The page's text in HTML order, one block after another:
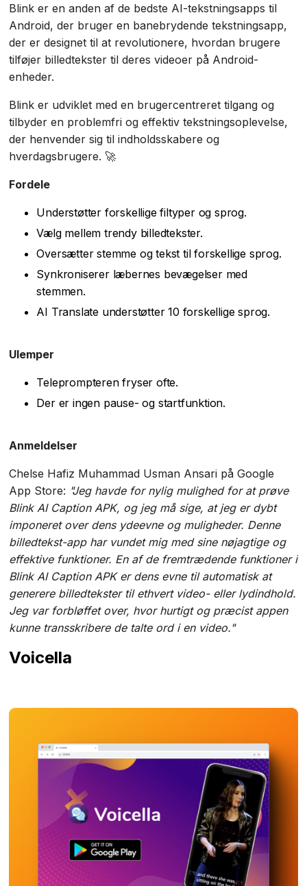
Blink er en anden af de bedste AI-tekstningsapps til
Android, der bruger en banebrydende tekstningsapp,
der er designet til at revolutionere, hvordan brugere
tilføjer billedtekster til deres videoer på Android-
enheder.
Blink er udviklet med en brugercentreret tilgang og
tilbyder en problemfri og effektiv tekstningsoplevelse,
der henvender sig til indholdsskabere og
hverdagsbrugere. 🚀
Fordele
Understøtter forskellige filtyper og sprog.
Vælg mellem trendy billedtekster.
Oversætter stemme og tekst til forskellige sprog.
Synkroniserer læbernes bevægelser med
stemmen.
AI Translate understøtter 10 forskellige sprog.
Ulemper
Teleprompteren fryser ofte.
Der er ingen pause- og startfunktion.
Anmeldelser
Chelse Hafiz Muhammad Usman Ansari på Google
App Store: "Jeg havde for nylig mulighed for at prøve
Blink AI Caption APK, og jeg må sige, at jeg er dybt
imponeret over dens ydeevne og muligheder. Denne
billedtekst-app har vundet mig med sine nøjagtige og
effektive funktioner. En af de fremtrædende funktioner i
Blink AI Caption APK er dens evne til automatisk at
generere billedtekster til ethvert video- eller lydindhold.
Jeg var forbløffet over, hvor hurtigt og præcist appen
kunne transskribere de talte ord i en video."
Voicella